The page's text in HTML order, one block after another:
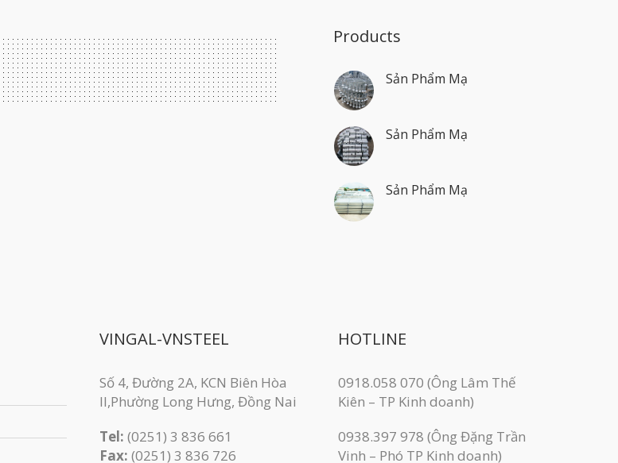
Products
Sản Phẩm Mạ
Sản Phẩm Mạ
Sản Phẩm Mạ
VINGAL-VNSTEEL
Số 4, Đường 2A, KCN Biên Hòa
II,Phường Long Hưng, Đồng Nai
Tel: (0251) 3 836 661
Fax: (0251) 3 83​6 726
HOTLINE
0918.058 070 (Ông Lâm Thế
Kiên – TP Kinh doanh)
0938.397 978 (Ông Đặng Trần
Vinh – Phó TP Kinh doanh)